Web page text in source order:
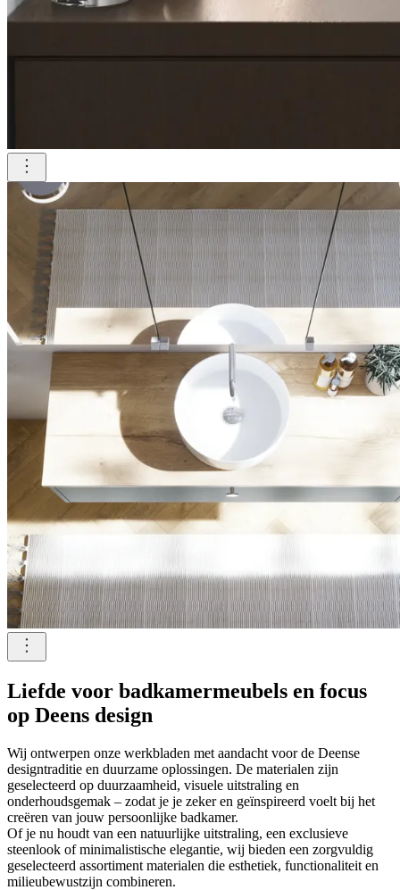
Liefde voor badkamermeubels en focus
op Deens design
Wij ontwerpen onze werkbladen met aandacht voor de Deense
designtraditie en duurzame oplossingen. De materialen zijn
geselecteerd op duurzaamheid, visuele uitstraling en
onderhoudsgemak – zodat je je zeker en geïnspireerd voelt bij het
creëren van jouw persoonlijke badkamer.
Of je nu houdt van een natuurlijke uitstraling, een exclusieve
steenlook of minimalistische elegantie, wij bieden een zorgvuldig
geselecteerd assortiment materialen die esthetiek, functionaliteit en
milieubewustzijn combineren.